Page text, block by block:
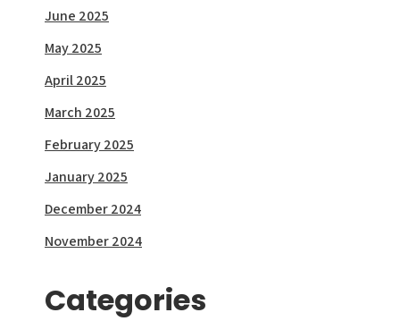
June 2025
May 2025
April 2025
March 2025
February 2025
January 2025
December 2024
November 2024
Categories